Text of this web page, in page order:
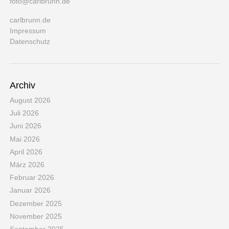
carlbrunn.de
Impressum
Datenschutz
Archiv
August 2026
Juli 2026
Juni 2026
Mai 2026
April 2026
März 2026
Februar 2026
Januar 2026
Dezember 2025
November 2025